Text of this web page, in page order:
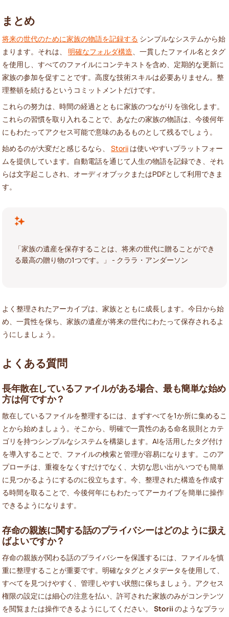
まとめ
将来の世代のために家族の物語を記録する シンプルなシステムから始
まります。それは、 明確なフォルダ構造、一貫したファイル名とタグ
を使用し、すべてのファイルにコンテキストを含め、定期的な更新に
家族の参加を促すことです。高度な技術スキルは必要ありません。整
理整頓を続けるというコミットメントだけです。
これらの努力は、時間の経過とともに家族のつながりを強化します。
これらの習慣を取り入れることで、あなたの家族の物語は、今後何年
にもわたってアクセス可能で意味のあるものとして残るでしょう。
始めるのが大変だと感じるなら、 Storii は使いやすいプラットフォー
ムを提供しています。自動電話を通じて人生の物語を記録でき、それ
らは文字起こしされ、オーディオブックまたはPDFとして利用できま
す。
「家族の遺産を保存することは、将来の世代に贈ることができ
る最高の贈り物の1つです。」 - クララ・アンダーソン
よく整理されたアーカイブは、家族とともに成長します。今日から始
め、一貫性を保ち、家族の遺産が将来の世代にわたって保存されるよ
うにしましょう。
よくある質問
長年散在しているファイルがある場合、最も簡単な始め
方は何ですか？
散在しているファイルを整理するには、まずすべてを1か所に集めるこ
とから始めましょう。そこから、明確で一貫性のある命名規則とカテ
ゴリを持つシンプルなシステムを構築します。AIを活用したタグ付け
を導入することで、ファイルの検索と管理が容易になります。このア
プローチは、重複をなくすだけでなく、大切な思い出がいつでも簡単
に見つかるようにするのに役立ちます。今、整理された構造を作成す
る時間を取ることで、今後何年にもわたってアーカイブを簡単に操作
できるようになります。
存命の親族に関する話のプライバシーはどのように扱え
ばよいですか？
存命の親族が関わる話のプライバシーを保護するには、ファイルを慎
重に整理することが重要です。明確なタグとメタデータを使用して、
すべてを見つけやすく、管理しやすい状態に保ちましょう。アクセス
権限の設定には細心の注意を払い、許可された家族のみがコンテンツ
を閲覧または操作できるようにしてください。 Storii のようなプラッ